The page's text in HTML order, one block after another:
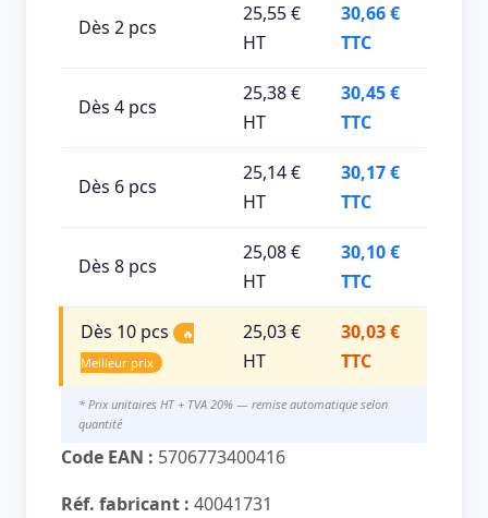
Dès 2 pcs
25,55 €
HT
30,66 €
TTC
Dès 4 pcs
25,38 €
HT
30,45 €
TTC
Dès 6 pcs
25,14 €
HT
30,17 €
TTC
Dès 8 pcs
25,08 €
HT
30,10 €
TTC
Dès 10 pcs
🔥
Meilleur prix
25,03 €
HT
30,03 €
TTC
* Prix unitaires HT + TVA 20% — remise automatique selon
quantité
Code EAN : 5706773400416
Réf. fabricant : 40041731